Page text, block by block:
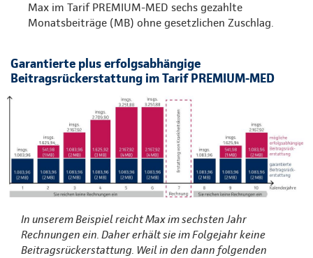
Max im Tarif PREMIUM-MED sechs gezahlte
Monatsbeiträge (MB) ohne gesetzlichen Zuschlag.
Garantierte plus erfolgsabhängige
Beitragsrückerstattung im Tarif PREMIUM-MED
In unserem Beispiel reicht Max im sechsten Jahr
Rechnungen ein. Daher erhält sie im Folgejahr keine
Beitragsrückerstattung. Weil in den dann folgenden